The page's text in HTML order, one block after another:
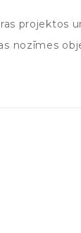
projektos
nozīmes